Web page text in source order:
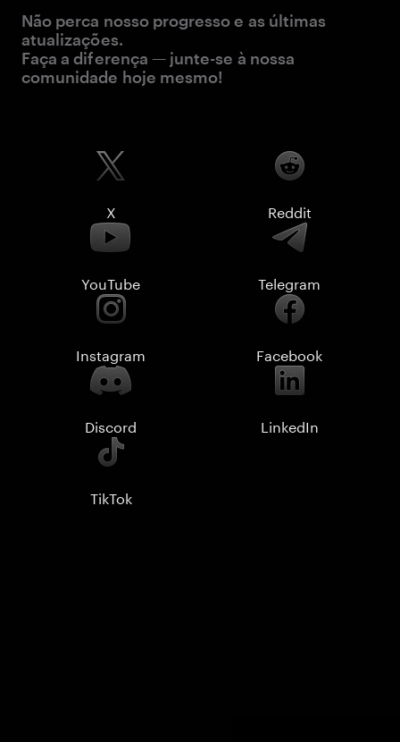
Não perca nosso progresso e as últimas
atualizações.
Faça a diferença — junte-se à nossa
comunidade hoje mesmo!
X Reddit
YouTube Telegram
Instagram Facebook
Discord LinkedIn
TikTok